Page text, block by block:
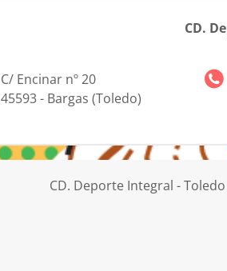
CD.
C/ Encinar nº 20
45593 - Bargas (Toledo)
CD. Deporte Integral -